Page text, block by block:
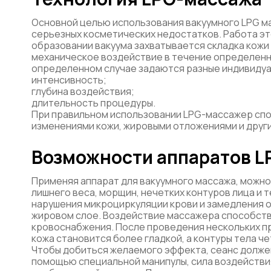
Основной целью использования вакуумного LPG
серьезных косметических недостатков. Работа
образовании вакуума захватывается складка
механическое воздействие в течение
определенном случае задаются разные
интенсивность;
глубина воздействия;
длительность процедуры.
При правильном использовании LPG-массажер
изменениями кожи, жировыми отложениями и
Возможности аппаратов
Применяя аппарат для вакуумного массажа,
лишнего веса, морщин, нечетких контуров лица и
нарушения микроциркуляции крови и
жировом слое. Воздействие массажера
кровоснабжения. После проведения нескольких
кожа становится более гладкой, а контуры тела
Чтобы добиться желаемого эффекта, сеанс
помощью специальной манипулы, сила